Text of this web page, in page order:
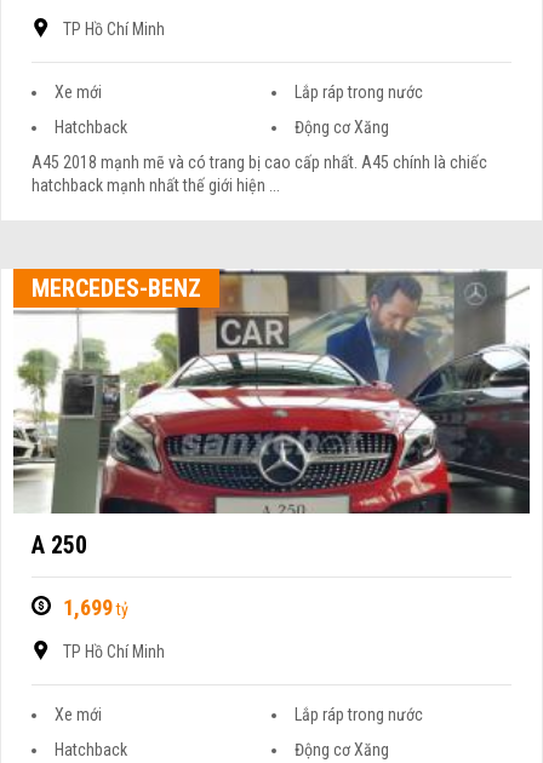
TP Hồ Chí Minh
Xe mới
Lắp ráp trong nước
Hatchback
Động cơ Xăng
A45 2018 mạnh mẽ và có trang bị cao cấp nhất. A45 chính là chiếc
hatchback mạnh nhất thế giới hiện ...
MERCEDES-BENZ
A 250
1,699tỷ
TP Hồ Chí Minh
Xe mới
Lắp ráp trong nước
Hatchback
Động cơ Xăng